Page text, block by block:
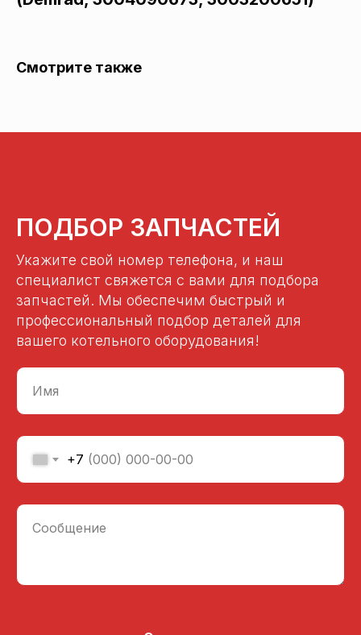
Смотрите также
ПОДБОР ЗАПЧАСТЕЙ
Укажите свой номер телефона, и наш
специалист свяжется с вами для подбора
запчастей. Мы обеспечим быстрый и
профессиональный подбор деталей для
вашего котельного оборудования!
Имя
+7
Сообщение